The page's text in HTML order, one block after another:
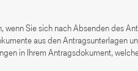
wenn Sie sich nach Absenden des
aus den Antragsunterlagen
in Ihrem Antragsdokument,